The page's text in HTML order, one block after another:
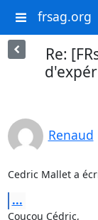
frsag.org
Re:
Renaud
Cedric Mallet a
...
Coucou Cédric,